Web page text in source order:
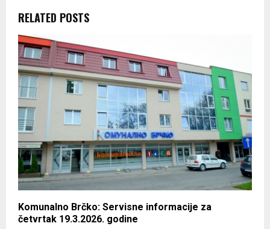
RELATED POSTS
Komunalno Brčko: Servisne informacije za
četvrtak 19.3.2026. godine